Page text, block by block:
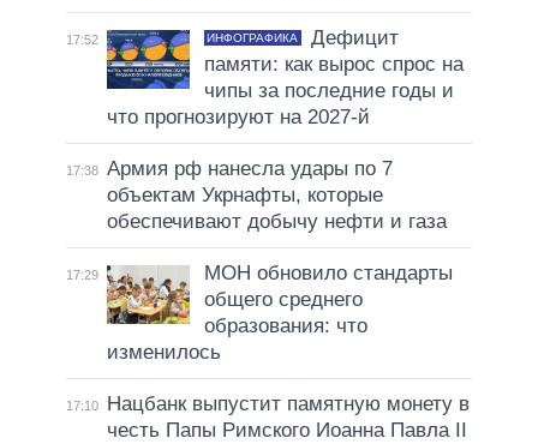
17:52 ИНФОГРАФИКА
Дефицит
памяти: как вырос спрос на
чипы за последние годы и
что прогнозируют на 2027-й
17:38 Армия рф нанесла удары по 7
объектам Укрнафты, которые
обеспечивают добычу нефти и газа
17:29
МОН обновило стандарты
общего среднего
образования: что
изменилось
17:10
Нацбанк выпустит памятную монету в
честь Папы Римского Иоанна Павла II